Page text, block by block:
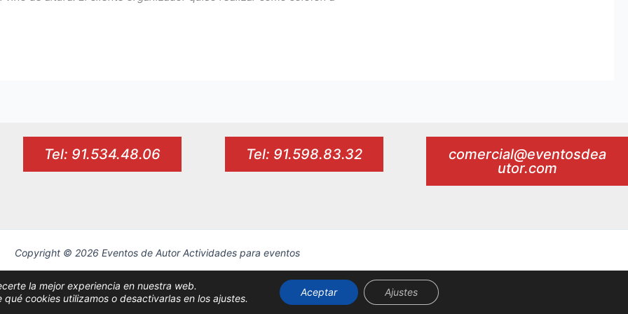
Tel: 91.534.48.06 Tel: 91.598.83.32
comercial@eventosdea
utor.com
Copyright © 2026 Eventos de Autor Actividades para eventos
la mejor experiencia en nuestra web.
cookies utilizamos o desactivarlas en los ajustes.
Aceptar Ajustes